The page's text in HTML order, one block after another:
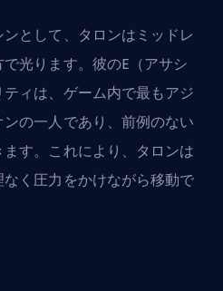
として、タロンはミッドレ
光ります。彼のE（アサシ
ィは、ゲーム内で最もアジ
の一人であり、前例のない
す。これにより、タロンは
く圧力をかけながら移動で